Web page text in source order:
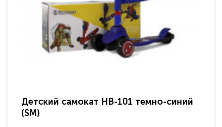
Детский самокат HB-101 темно-синий
(SM)